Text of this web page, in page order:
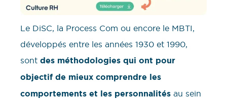
Le DiSC, la Process Com ou encore le MBTI,
développés entre les années 1930 et 1990,
sont des méthodologies qui ont pour
objectif de mieux comprendre les
comportements et les personnalités au sein